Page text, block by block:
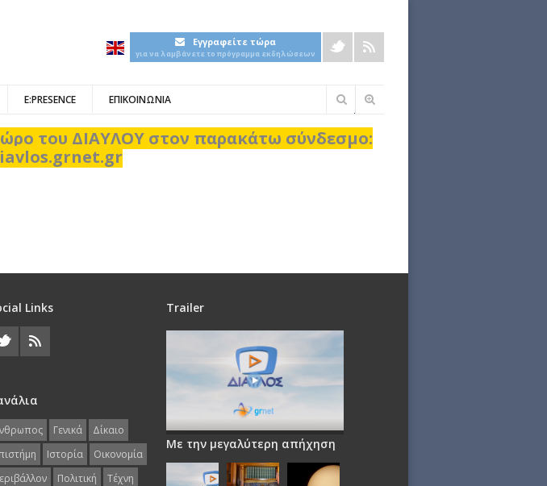
Εγγραφείτε τώρα
για να λαμβάνετε το πρόγραμμα εκδηλώσεων
E:PRESENCE ΕΠΙΚΟΙΝΩΝΙΑ
Φόρμα
αναζήτησης
του ΔΙΑΥΛΟΥ στον παρακάτω σύνδεσμο:
Links
Γενικά
Δίκαιο
Ιστορία
Οικονομία
Πολιτική
Τέχνη
Trailer
Με την μεγαλύτερη απήχηση